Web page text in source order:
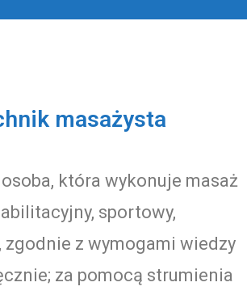
masażysta
która wykonuje masaż
sportowy,
zgodnie z wymogami wiedzy
za pomocą strumienia